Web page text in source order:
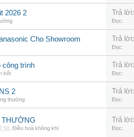
2026 2 Trả lời:
Đọc:
Cho Showroom Trả lời:
Đọc:
công trình
kết
Trả lời:
Đọc:
2
thường
Trả lời:
Đọc:
THƯỜNG
Điều hoà không khí
Trả lời:
Đọc: